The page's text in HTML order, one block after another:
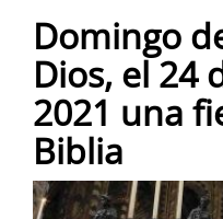
Domingo
Dios, el 24
2021 una
Biblia